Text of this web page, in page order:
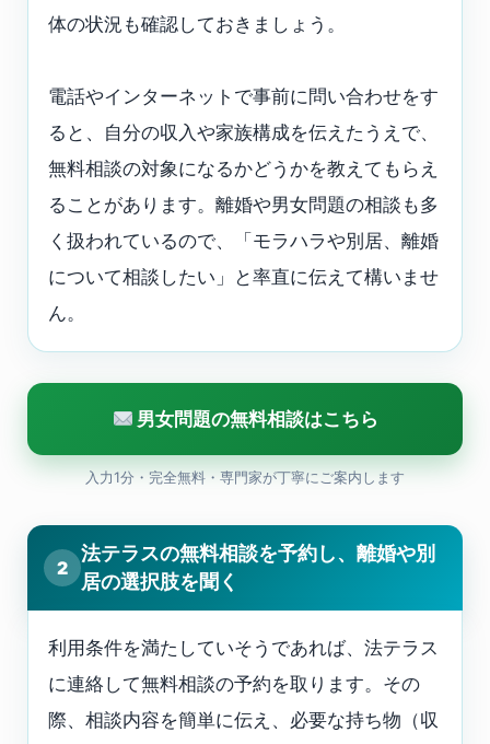
体の状況も確認しておきましょう。
電話やインターネットで事前に問い合わせをす
ると、自分の収入や家族構成を伝えたうえで、
無料相談の対象になるかどうかを教えてもらえ
ることがあります。離婚や男女問題の相談も多
く扱われているので、「モラハラや別居、離婚
について相談したい」と率直に伝えて構いませ
ん。
男女問題の無料相談はこちら
入力1分・完全無料・専門家が丁寧にご案内します
2
法テラスの無料相談を予約し、離婚や別
居の選択肢を聞く
利用条件を満たしていそうであれば、法テラス
に連絡して無料相談の予約を取ります。その
際、相談内容を簡単に伝え、必要な持ち物（収